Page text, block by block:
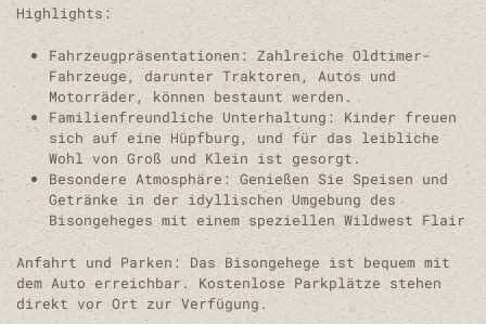
Highlights:
Fahrzeugpräsentationen: Zahlreiche Oldtimer-
Fahrzeuge, darunter Traktoren, Autos und
Motorräder, können bestaunt werden.
Familienfreundliche Unterhaltung: Kinder freuen
sich auf eine Hüpfburg, und für das leibliche
Wohl von Groß und Klein ist gesorgt.
Besondere Atmosphäre: Genießen Sie Speisen und
Getränke in der idyllischen Umgebung des
Bisongeheges mit einem speziellen Wildwest Flair
Anfahrt und Parken: Das Bisongehege ist bequem mit
dem Auto erreichbar. Kostenlose Parkplätze stehen
direkt vor Ort zur Verfügung.